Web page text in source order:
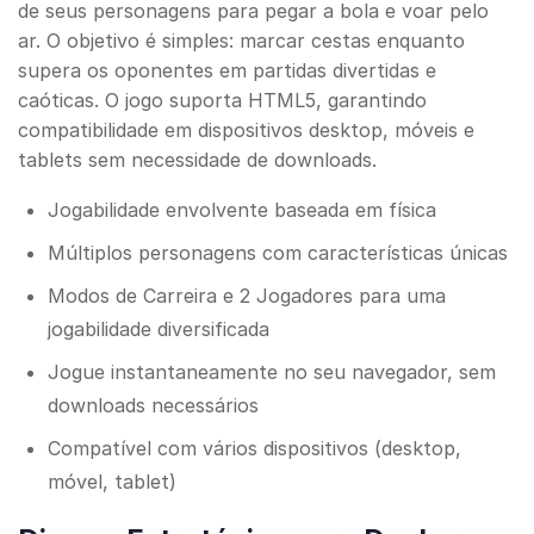
de seus personagens para pegar a bola e voar pelo
ar. O objetivo é simples: marcar cestas enquanto
supera os oponentes em partidas divertidas e
caóticas. O jogo suporta HTML5, garantindo
compatibilidade em dispositivos desktop, móveis e
tablets sem necessidade de downloads.
Jogabilidade envolvente baseada em física
Múltiplos personagens com características únicas
Modos de Carreira e 2 Jogadores para uma
jogabilidade diversificada
Jogue instantaneamente no seu navegador, sem
downloads necessários
Compatível com vários dispositivos (desktop,
móvel, tablet)